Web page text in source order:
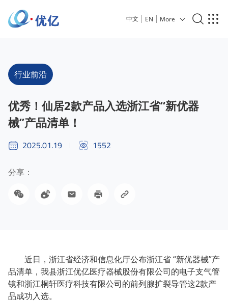
中文 EN More
行业前沿
优秀！仙居2款产品入选浙江省“新优器
械”产品清单！
2025.01.19 1552
分享：
近日，浙江省经济和信息化厅公布浙江省 “新优器械”产
品清单，我县浙江优亿医疗器械股份有限公司的电子支气管
镜和浙江桐轩医疗科技有限公司的前列腺扩裂导管这2款产
品成功入选。